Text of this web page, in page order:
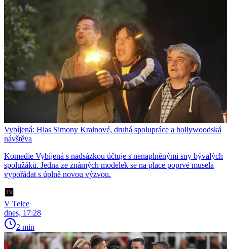
Vybíjená: Hlas Simony Krainové, druhá spolupráce a hollywoodská
návštěva
Komedie Vybíjená s nadsázkou účtuje s nenaplněnými sny bývalých
spolužáků. Jedna ze známých modelek se na place poprvé musela
vypořádat s úplně novou výzvou.
V Telce
dnes, 17:28
2 min